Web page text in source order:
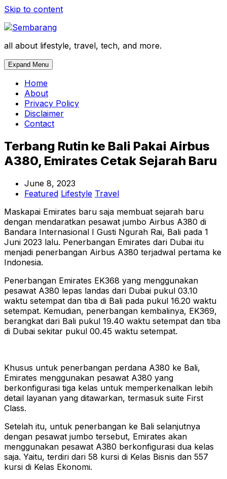
Skip to content
all about lifestyle, travel, tech, and more.
Expand Menu
Home
About
Privacy Policy
Disclaimer
Contact
Terbang Rutin ke Bali Pakai Airbus
A380, Emirates Cetak Sejarah Baru
June 8, 2023
Featured Lifestyle Travel
Maskapai Emirates baru saja membuat sejarah baru
dengan mendaratkan pesawat jumbo Airbus A380 di
Bandara Internasional I Gusti Ngurah Rai, Bali pada 1
Juni 2023 lalu. Penerbangan Emirates dari Dubai itu
menjadi penerbangan Airbus A380 terjadwal pertama ke
Indonesia.
Penerbangan Emirates EK368 yang menggunakan
pesawat A380 lepas landas dari Dubai pukul 03.10
waktu setempat dan tiba di Bali pada pukul 16.20 waktu
setempat. Kemudian, penerbangan kembalinya, EK369,
berangkat dari Bali pukul 19.40 waktu setempat dan tiba
di Dubai sekitar pukul 00.45 waktu setempat.
Khusus untuk penerbangan perdana A380 ke Bali,
Emirates menggunakan pesawat A380 yang
berkonfigurasi tiga kelas untuk memperkenalkan lebih
detail layanan yang ditawarkan, termasuk suite First
Class.
Setelah itu, untuk penerbangan ke Bali selanjutnya
dengan pesawat jumbo tersebut, Emirates akan
menggunakan pesawat A380 berkonfigurasi dua kelas
saja. Yaitu, terdiri dari 58 kursi di Kelas Bisnis dan 557
kursi di Kelas Ekonomi.